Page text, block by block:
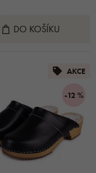
DO KOŠÍKU
AKCE
-12 %